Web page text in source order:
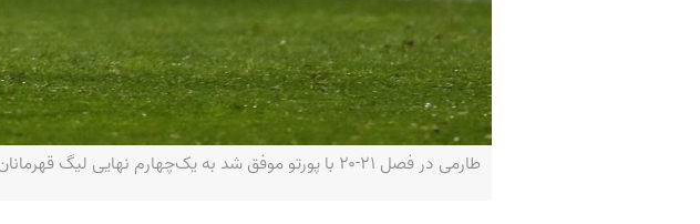
طارمی در فصل ۲۱-۲۰ با پورتو موفق شد به یک‌چهارم نهایی لیگ قهرمانان برسد- REUTERS/Pedro Nunes